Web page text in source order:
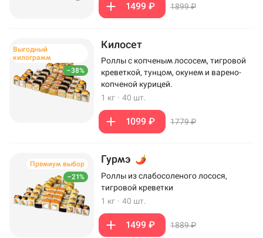
1499 ₽ 1899 ₽
–38%
Выгодный
килограмм
Килосет
Роллы с копченым лососем, тигровой
креветкой, тунцом, окунем и варено-
копченой курицей.
1 кг · 40 шт.
1099 ₽ 1779 ₽
–21%
Премиум выбор Гурмэ
Роллы из слабосоленого лосося,
тигровой креветки
1 кг · 40 шт.
1499 ₽ 1889 ₽